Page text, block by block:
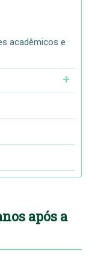
acadêmicos e
após a